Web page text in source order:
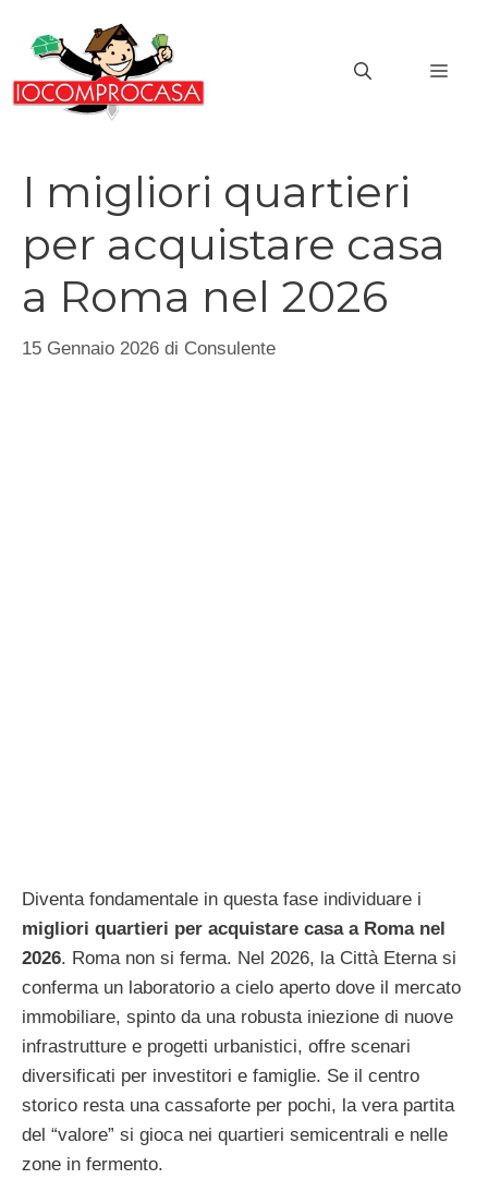
contenuto
I migliori quartieri
per acquistare casa
a Roma nel 2026
15 Gennaio 2026 di Consulente
Diventa fondamentale in questa fase individuare i
migliori quartieri per acquistare casa a Roma nel
2026. Roma non si ferma. Nel 2026, la Città Eterna si
conferma un laboratorio a cielo aperto dove il mercato
immobiliare, spinto da una robusta iniezione di nuove
infrastrutture e progetti urbanistici, offre scenari
diversificati per investitori e famiglie. Se il centro
storico resta una cassaforte per pochi, la vera partita
del “valore” si gioca nei quartieri semicentrali e nelle
zone in fermento.